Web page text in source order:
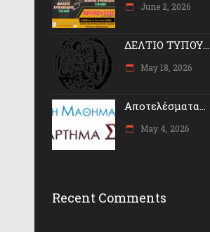
June 2, 2026
ΔΕΛΤΙΟ ΤΥΠΟΥ...
May 18, 2026
Αποτελέσματα...
May 4, 2026
Recent Comments